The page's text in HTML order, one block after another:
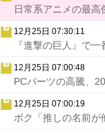
日常系アニメの最高
12月25日 07:30:11
『進撃の巨人』で
12月25日 07:00:48
PCパーツの高騰、
12月25日 07:00:19
ボク「推しの名前